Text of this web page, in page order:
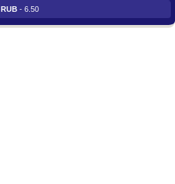
RUB- 6.50